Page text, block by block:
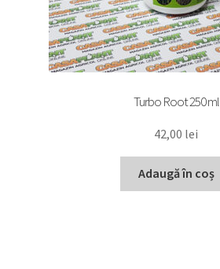
Turbo Root 250 ml
42,00 lei
Adaugă în coș